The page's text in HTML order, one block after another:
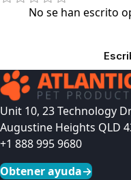
No se han escrito
Unit 10, 23 Technology
Augustine Heights QLD
+1 888 995 9680
Obtener ayuda→